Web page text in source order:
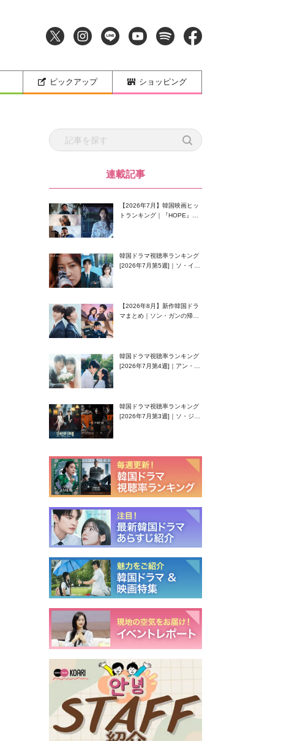
ピックアップ ショッピング
連載記事
【2026年7月】韓国映画ヒッ
トランキング｜『HOPE』が
韓国ドラマ視聴率ランキング
[2026年7月第5週]｜ソ・イン
【2026年8月】新作韓国ドラ
マまとめ｜ソン・ガンの帰
韓国ドラマ視聴率ランキング
[2026年7月第4週]｜アン・ヒ
韓国ドラマ視聴率ランキング
[2026年7月第3週]｜ソ・ジソ